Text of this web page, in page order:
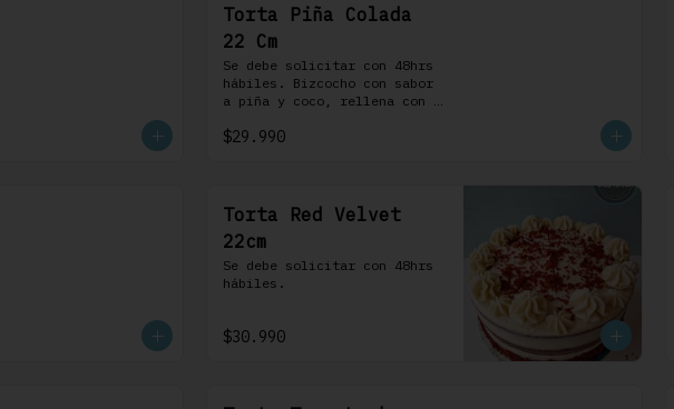
Torta Piña Colada
22 Cm
Se debe solicitar con 48hrs
hábiles. Bizcocho con sabor
a piña y coco, rellena con
y coco, cubierta con
$29.990
Torta Red Velvet
22cm
Se debe solicitar con 48hrs
hábiles.
$30.990